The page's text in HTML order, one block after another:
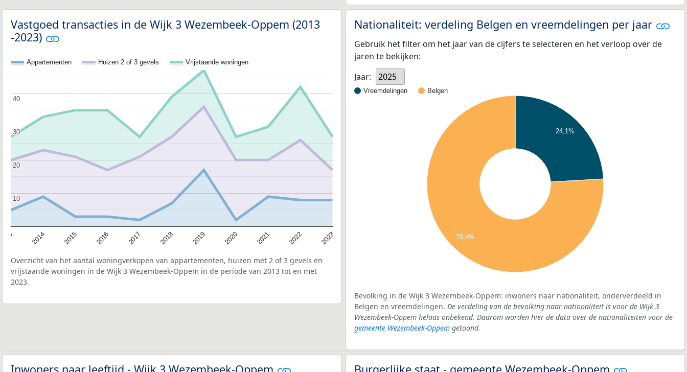
Vastgoed transacties in de Wijk 3 Wezembeek-Oppem (2013
-2023)
Appartementen Huizen 2 of 3 gevels Vrijstaande woningen
2014 2015 2016 2017 2018 2019 2020 2021 2022 2023
10
10
20
20
30
30
40
40
Overzicht van het aantal woningverkopen van appartementen, huizen met 2 of 3 gevels en
vrijstaande woningen in de Wijk 3 Wezembeek-Oppem in de periode van 2013 tot en met
2023.
Nationaliteit: verdeling Belgen en vreemdelingen per jaar
Gebruik het filter om het jaar van de cijfers te selecteren en het verloop over de
jaren te bekijken:
Jaar:
2025
Vreemdelingen Belgen
24,1%
75,9%
Bevolking in de Wijk 3 Wezembeek-Oppem: inwoners naar nationaliteit, onderverdeeld in
Belgen en vreemdelingen. De verdeling van de bevolking naar nationaliteit is voor de Wijk 3
Wezembeek-Oppem helaas onbekend. Daarom worden hier de data over de nationaliteiten voor de
gemeente Wezembeek-Oppem getoond.
Inwoners naar leeftijd - Wijk 3 Wezembeek-Oppem Burgerlijke staat - gemeente Wezembeek-Oppem